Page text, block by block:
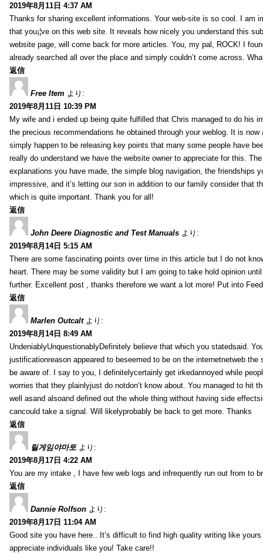
2019年8月11日 4:37 AM
Thanks for sharing excellent informations. Your web-site is so cool. I am
that you¡¦ve on this web site. It reveals how nicely you understand this
website page, will come back for more articles. You, my pal, ROCK! I
already searched all over the place and simply couldn’t come across.
返信
Free Item より:
2019年8月11日 10:39 PM
My wife and i ended up being quite fulfilled that Chris managed to do his
the precious recommendations he obtained through your weblog. It is now
simply happen to be releasing key points that many some people have
really do understand we have the website owner to appreciate for this.
explanations you have made, the simple blog navigation, the friendships
impressive, and it’s letting our son in addition to our family consider that
which is quite important. Thank you for all!
返信
John Deere Diagnostic and Test Manuals より:
2019年8月14日 5:15 AM
There are some fascinating points over time in this article but I do not
heart. There may be some validity but I am going to take hold opinion
further. Excellent post , thanks therefore we want a lot more! Put into
返信
Marlen Outcalt より:
2019年8月14日 8:49 AM
UndeniablyUnquestionablyDefinitely believe that which you statedsaid.
justificationreason appeared to beseemed to be on the internetnetweb
be aware of. I say to you, I definitelycertainly get irkedannoyed while
worries that they plainlyjust do notdon’t know about. You managed to hit
well asand alsoand defined out the whole thing without having side
cancould take a signal. Will likelyprobably be back to get more. Thanks
返信
릴게임야마토 より:
2019年8月17日 4:22 AM
You are my intake , I have few web logs and infrequently run out from to
返信
Dannie Rolfson より:
2019年8月17日 11:04 AM
Good site you have here.. It’s difficult to find high quality writing like
appreciate individuals like you! Take care!!